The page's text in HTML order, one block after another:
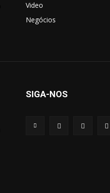
Video
Negócios
SIGA-NOS